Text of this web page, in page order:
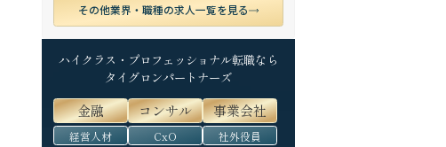
その他業界・職種の求人一覧を見る
ハイクラス・プロフェッショナル転職なら
タイグロンパートナーズ
金融 コンサル 事業会社
経営人材 CxO 社外役員